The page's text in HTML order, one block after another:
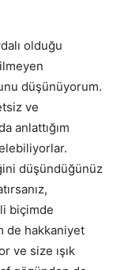
olduğu
düşünüyorum.
ve
anlattığım
düşündüğünüz
biçimde
de hakkaniyet
ve size ışık